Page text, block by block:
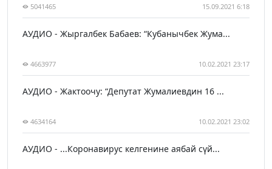
5041465 15.09.2021 6:18
АУДИО - Жыргалбек Бабаев: “Кубанычбек Жума...
4663977 10.02.2021 23:17
АУДИО - Жактоочу: “Депутат Жумалиевдин 16 ...
4634164 10.02.2021 23:02
АУДИО - ...Коронавирус келгенине аябай сүй...